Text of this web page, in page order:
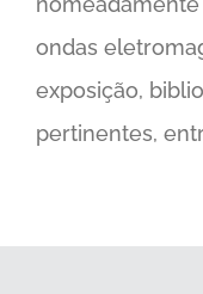
ondas
exposição,
pertinentes,